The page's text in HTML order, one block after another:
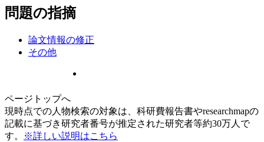
問題の指摘
論文情報の修正
その他
ページトップへ
現時点での人物検索の対象は、科研費報告書やresearchmapの
記載に基づき研究者番号が推定された研究者等約30万人で
す。
※詳しい説明はこちら